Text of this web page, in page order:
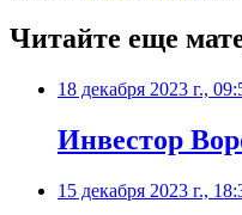
Читайте еще
18 декабря 2023 г.,
Инвестор
15 декабря 2023 г.,